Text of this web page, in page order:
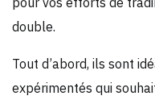
double.
Tout d’abord, ils sont
expérimentés qui